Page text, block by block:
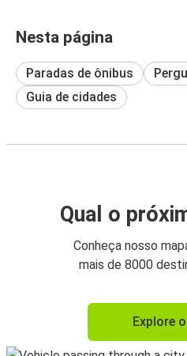
Nesta página
Paradas de ônibus
Guia de cidades
Qual o
Conheça nosso
mais de 8000
Explore